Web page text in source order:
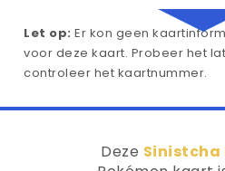
Let op: Er kon geen
voor deze kaart. Probeer het
controleer het kaartnummer.
Deze Sinistcha